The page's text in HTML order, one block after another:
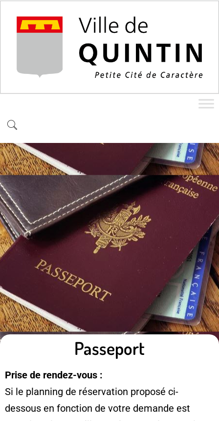
Passeport
Prise de rendez-vous :
Si le planning de réservation proposé ci-
dessous en fonction de votre demande est